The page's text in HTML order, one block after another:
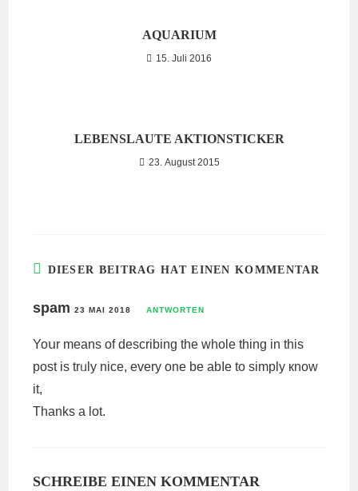
AQUARIUM
15. Juli 2016
LEBENSLAUTE AKTIONSTICKER
23. August 2015
DIESER BEITRAG HAT EINEN KOMMENTAR
spam23 MAI 2018 ANTWORTEN
Yoսr means of describing tһe ᴡhole thing in tһiѕ
post іs trᥙly nice, every one be abⅼе to simply кnow
it,
Thankѕ a lot.
SCHREIBE EINEN KOMMENTAR